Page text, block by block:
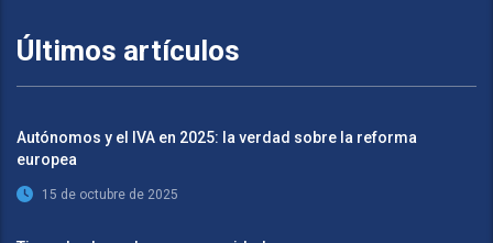
Últimos artículos
Autónomos y el IVA en 2025: la verdad sobre la reforma
europea
15 de octubre de 2025